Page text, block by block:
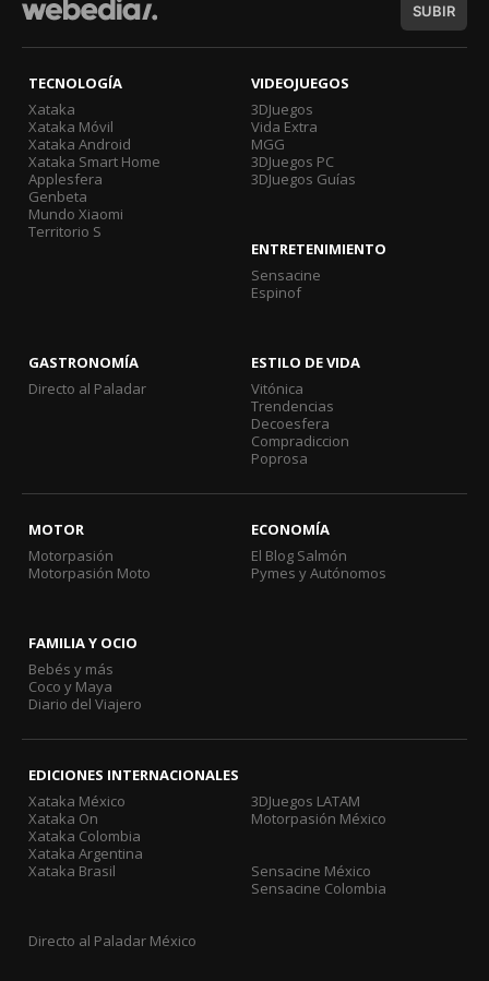
SUBIR
TECNOLOGÍA
Xataka
Xataka Móvil
Xataka Android
Xataka Smart Home
Applesfera
Genbeta
Mundo Xiaomi
Territorio S
VIDEOJUEGOS
3DJuegos
Vida Extra
MGG
3DJuegos PC
3DJuegos Guías
ENTRETENIMIENTO
Sensacine
Espinof
GASTRONOMÍA
Directo al Paladar
ESTILO DE VIDA
Vitónica
Trendencias
Decoesfera
Compradiccion
Poprosa
MOTOR
Motorpasión
Motorpasión Moto
ECONOMÍA
El Blog Salmón
Pymes y Autónomos
FAMILIA Y OCIO
Bebés y más
Coco y Maya
Diario del Viajero
EDICIONES INTERNACIONALES
Xataka México
Xataka On
Xataka Colombia
Xataka Argentina
Xataka Brasil
3DJuegos LATAM
Motorpasión México
Sensacine México
Sensacine Colombia
Directo al Paladar México